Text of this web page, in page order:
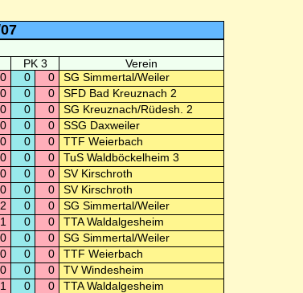
PK 3
Verein
0 0 0
SG Simmertal/Weiler
0 0 0
SFD Bad Kreuznach 2
0 0 0
SG Kreuznach/Rüdesh. 2
0 0 0
SSG Daxweiler
0 0 0
TTF Weierbach
0 0 0
TuS Waldböckelheim 3
0 0 0
SV Kirschroth
0 0 0
SV Kirschroth
2 0 0
SG Simmertal/Weiler
1 0 0
TTA Waldalgesheim
0 0 0
SG Simmertal/Weiler
0 0 0
TTF Weierbach
0 0 0
TV Windesheim
1 0 0
TTA Waldalgesheim